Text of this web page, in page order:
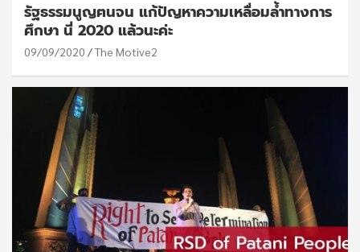
รัฐธรรมนูญฅนจน แก้ปัญหาความเหลื่อมล้ำทางการ
ศึกษา นี่ 2020 แล้วนะค่ะ
09/09/2020 The Motive2